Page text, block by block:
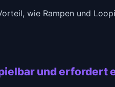
wie Rampen und
und erfordert